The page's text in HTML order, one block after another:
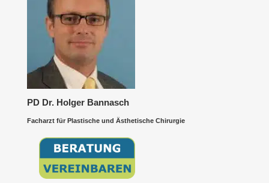
PD Dr. Holger Bannasch
Facharzt für Plastische und Ästhetische Chirurgie